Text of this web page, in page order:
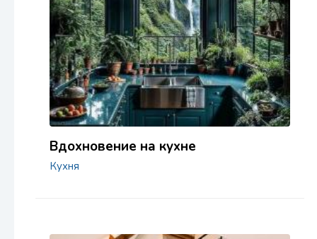
Вдохновение на кухне
Кухня